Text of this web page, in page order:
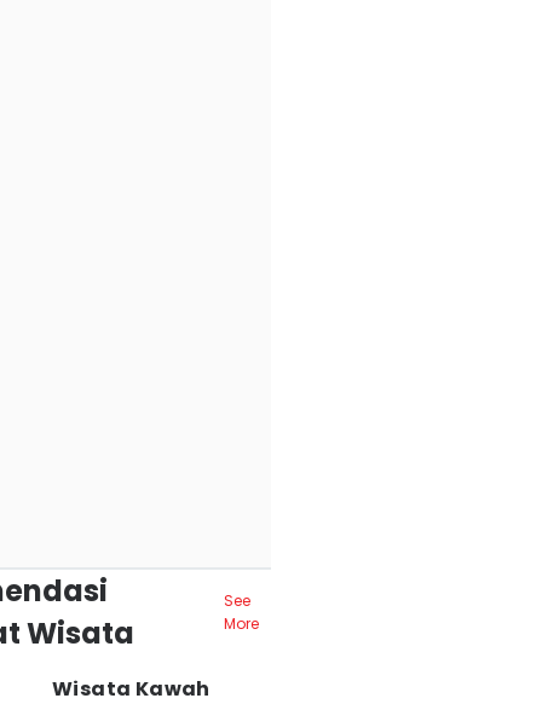
Wisata
See
More
Wisata Kawah